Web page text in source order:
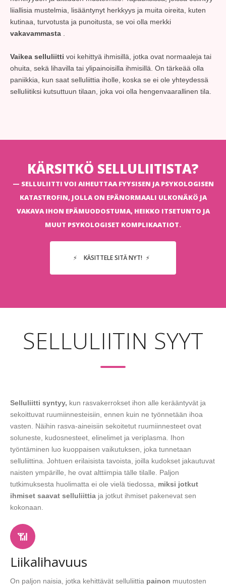
liiallisia mustelmia, lisääntynyt herkkyys ja muita oireita, kuten
kutinaa, turvotusta ja punoitusta, se voi olla merkki
vakavammasta .
Vaikea selluliitti voi kehittyä ihmisillä, jotka ovat normaaleja tai
ohuita, sekä lihavilla tai ylipainoisilla ihmisillä. On tärkeää olla
paniikkia, kun saat selluliittia iholle, koska se ei ole yhteydessä
selluliitiksi kutsuttuun tilaan, joka voi olla hengenvaarallinen tila.
KÄRSITKÖ SELLULIITISTA?
SELLULIITTI VOI AIHEUTTAA FYYSISEN JA PSYKOLOGISEN
KATASTROFIN, JOLLA ON EPÄNORMAALI ULKONÄKÖ JA
VAKAVA IHON EPÄMUODOSTUMA, HEIKKO ITSETUNTO JA
MUUT PSYKOLOGISET KOMPLIKAATIOT.
KÄSITTELE SITÄ NYT!
SELLULIITIN SYYT
Selluliitti syntyy, kun rasvakerrokset ihon alle kerääntyvät ja
sekoittuvat ruumiinnesteisiin, ennen kuin ne työnnetään ihoa
vasten. Näihin rasva-aineisiin sekoitetut ruumiinnesteet ovat
soluneste, kudosnesteet, elinelimet ja veriplasma. Ihon
työntäminen luo kuoppaisen vaikutuksen, joka tunnetaan
selluliittina. Johtuen erilaisista tavoista, joilla kudokset jakautuvat
naisten ympärille, he ovat alttiimpia tälle tilalle. Paljon
tutkimuksesta huolimatta ei ole vielä tiedossa, miksi jotkut
ihmiset saavat selluliittia ja jotkut ihmiset pakenevat sen
kokonaan.
Liikalihavuus
On paljon naisia, jotka kehittävät selluliittia painon muutosten